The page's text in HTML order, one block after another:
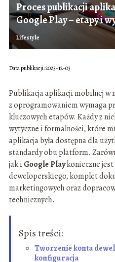
Proces publikacji
Google Play – etapy i
Lifestyle
Data publikacji: 2025-12-03
Publikacja aplikacji mobilnej w
z oprogramowaniem wymaga
kluczowych etapów. Każdy z
wytyczne i formalności, które
aplikacja była dostępna dla
standardy obu platform.
jak i Google Playkonieczne
deweloperskiego, komplet
marketingowych oraz
technicznych.
Spis treści:
Tworzenie konta
konfiguracja